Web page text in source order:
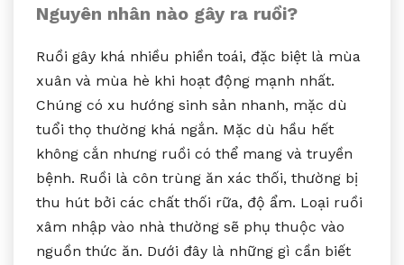
Nguyên nhân nào gây ra ruồi?
Ruồi gây khá nhiều phiền toái, đặc biệt là mùa
xuân và mùa hè khi hoạt động mạnh nhất.
Chúng có xu hướng sinh sản nhanh, mặc dù
tuổi thọ thường khá ngắn. Mặc dù hầu hết
không cắn nhưng ruồi có thể mang và truyền
bệnh. Ruồi là côn trùng ăn xác thối, thường bị
thu hút bởi các chất thối rữa, độ ẩm. Loại ruồi
xâm nhập vào nhà thường sẽ phụ thuộc vào
nguồn thức ăn. Dưới đây là những gì cần biết